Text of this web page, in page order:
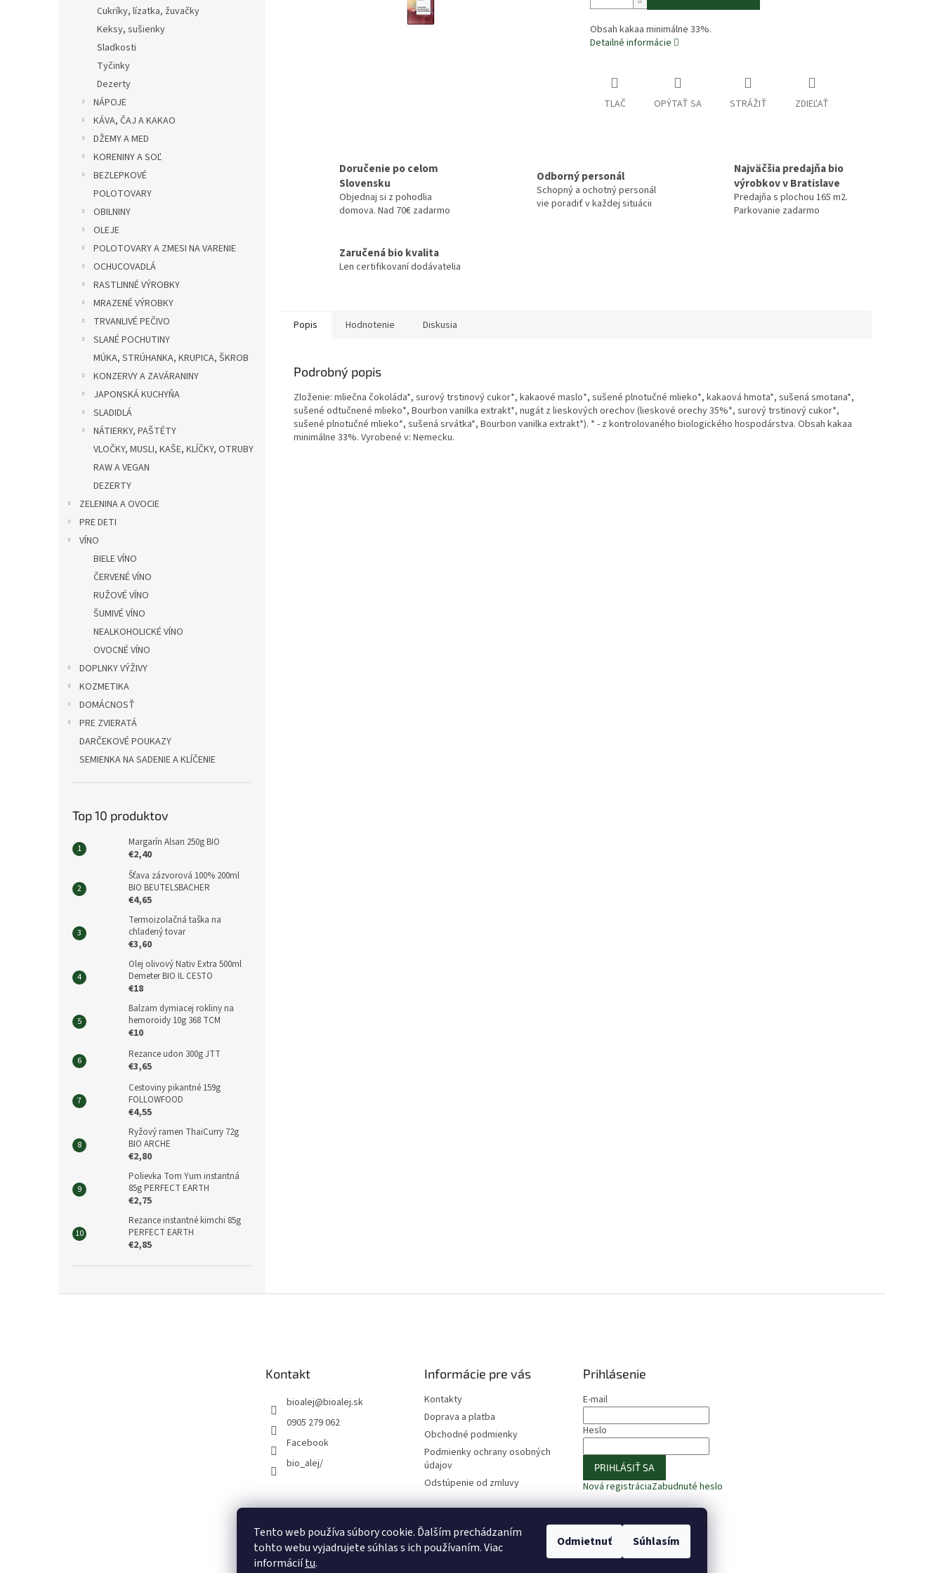
Tento web používa súbory cookie. Ďalším prechádzaním
tohto webu vyjadrujete súhlas s ich používaním. Viac
informáciítu.
Odmietnuť Súhlasím
Cukríky, lízatka, žuvačky
Keksy, sušienky
Sladkosti
Tyčinky
Dezerty
NÁPOJE
KÁVA, ČAJ A KAKAO
DŽEMY A MED
KORENINY A SOĽ
BEZLEPKOVÉ
POLOTOVARY
OBILNINY
OLEJE
POLOTOVARY A ZMESI NA VARENIE
OCHUCOVADLÁ
RASTLINNÉ VÝROBKY
MRAZENÉ VÝROBKY
TRVANLIVÉ PEČIVO
SLANÉ POCHUTINY
MÚKA, STRÚHANKA, KRUPICA, ŠKROB
KONZERVY A ZAVÁRANINY
JAPONSKÁ KUCHYŇA
SLADIDLÁ
NÁTIERKY, PAŠTÉTY
VLOČKY, MUSLI, KAŠE, KLÍČKY, OTRUBY
RAW A VEGAN
DEZERTY
ZELENINA A OVOCIE
PRE DETI
VÍNO
BIELE VÍNO
ČERVENÉ VÍNO
RUŽOVÉ VÍNO
ŠUMIVÉ VÍNO
NEALKOHOLICKÉ VÍNO
OVOCNÉ VÍNO
DOPLNKY VÝŽIVY
KOZMETIKA
DOMÁCNOSŤ
PRE ZVIERATÁ
DARČEKOVÉ POUKAZY
SEMIENKA NA SADENIE A KLÍČENIE
Top 10 produktov
Margarín Alsan 250g BIO
€2,40
Šťava zázvorová 100% 200ml
BIO BEUTELSBACHER
€4,65
Termoizolačná taška na
chladený tovar
€3,60
Olej olivový Nativ Extra 500ml
Demeter BIO IL CESTO
€18
Balzam dymiacej rokliny na
hemoroidy 10g 368 TCM
€10
Rezance udon 300g JTT
€3,65
Cestoviny pikantné 159g
FOLLOWFOOD
€4,55
Ryžový ramen ThaiCurry 72g
BIO ARCHE
€2,80
Polievka Tom Yum instantná
85g PERFECT EARTH
€2,75
Rezance instantné kimchi 85g
PERFECT EARTH
€2,85
Obsah kakaa minimálne 33%.
Detailné informácie
TLAČ OPÝTAŤ SA STRÁŽIŤ ZDIEĽAŤ
Doručenie po celom
Slovensku
Objednaj si z pohodlia
domova. Nad 70€ zadarmo
Odborný personál
Schopný a ochotný personál
vie poradiť v každej situácii
Najväčšia predajňa bio
výrobkov v Bratislave
Predajňa s plochou 165 m2.
Parkovanie zadarmo
Zaručená bio kvalita
Len certifikovaní dodávatelia
Popis Hodnotenie Diskusia
Podrobný popis
Zloženie: mliečna čokoláda*, surový trstinový cukor*, kakaové maslo*, sušené plnotučné mlieko*, kakaová hmota*, sušená smotana*,
sušené odtučnené mlieko*, Bourbon vanilka extrakt*, nugát z lieskových orechov (lieskové orechy 35%*, surový trstinový cukor*,
sušené plnotučné mlieko*, sušená srvátka*, Bourbon vanilka extrakt*). * - z kontrolovaného biologického hospodárstva. Obsah kakaa
minimálne 33%. Vyrobené v: Nemecku.
Kontakt
bioalej@bioalej.sk
0905 279 062
Facebook
bio_alej/
Informácie pre vás
Kontakty
Doprava a platba
Obchodné podmienky
Podmienky ochrany osobných
údajov
Odstúpenie od zmluvy
Prihlásenie
E-mail
Heslo
PRIHLÁSIŤ SA
Nová registráciaZabudnuté heslo
⚠️ UPOZORNENIE – Fazuľa biela 🎁 ODOBERAJTE NOVINKY −10 %